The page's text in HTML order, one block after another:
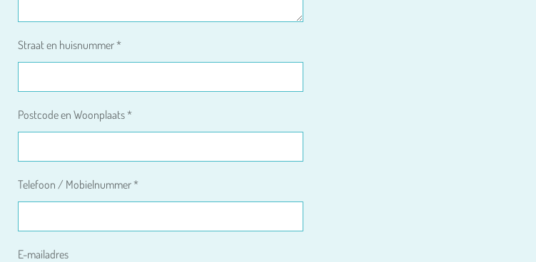
Straat en huisnummer *
Postcode en Woonplaats *
Telefoon / Mobielnummer *
E-mailadres